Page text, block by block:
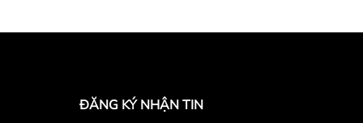
ĐĂNG KÝ NHẬN TIN